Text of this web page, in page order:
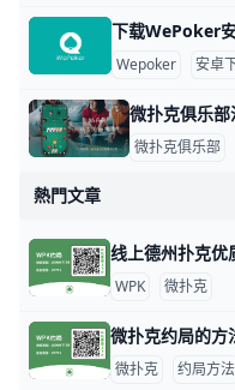
Wepoker 安卓
微扑克俱乐部
熱門文章
WPK 微扑克
微扑克 约局方法